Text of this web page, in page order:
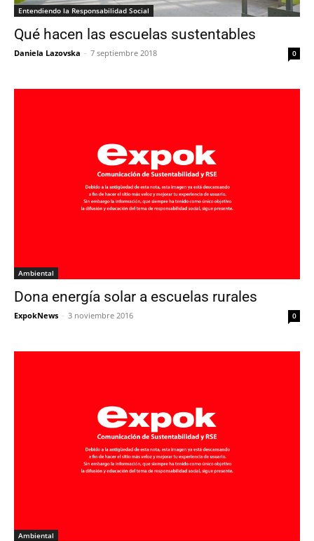
Entendiendo la Responsabilidad Social
Qué hacen las escuelas sustentables
Daniela Lazovska - 7 septiembre 2018 0
Ambiental
Dona energía solar a escuelas rurales
ExpokNews - 3 noviembre 2016 0
Ambiental